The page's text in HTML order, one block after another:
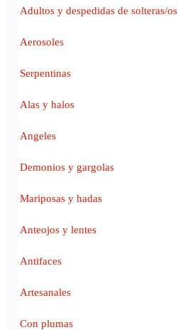
Adultos y despedidas de solteras/os
Aerosoles
Serpentinas
Alas y halos
Angeles
Demonios y gargolas
Mariposas y hadas
Anteojos y lentes
Antifaces
Artesanales
Con plumas